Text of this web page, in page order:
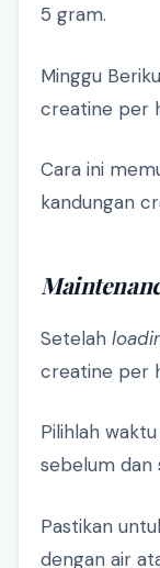
5 gram.
Minggu
creatine per
Cara ini
kandungan
Setelah
creatine per
Pilihlah
sebelum dan
Pastikan
dengan air